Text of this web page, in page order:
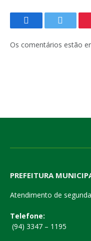
FacebookTwitter
Os comentários estão
PREFEITURA
Atendimento de
Telefone:
(94) 3347 – 1195